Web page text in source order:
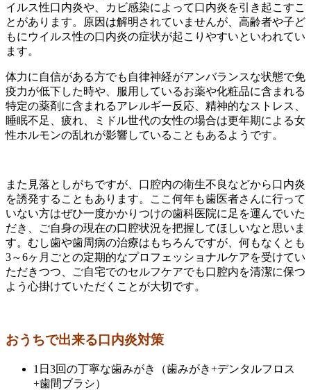
イルス性口内炎や、カビ感染によって口内炎を引き起こすこ
とがあります。原因は解明されていませんが、高齢者や子ど
もにウイルス性の口内炎の症状が起こりやすいといわれてい
ます。
体力に自信がある方でも自律神経がアンバランスな状態で免
疫力が低下した時や、服用しているお薬や化粧品に含まれる
特定の薬剤に含まれるアレルギー反応、精神的なストレス、
睡眠不足、疲れ、ミドル世代の女性の場合は更年期による女
性ホルモンの乱れが影響していることもあるようです。
また見落としがちですが、口腔内の衛生不良などから口内炎
を誘発することもあります。ここ何年も歯医者さんに行って
いない方はぜひ一度かかりつけの歯科医院に足を運んでいた
だき、
ご自身の現在の口腔状況を把握してほしいなと 思いま
す。 むし歯や歯周病の治療はもちろんですが、何もなくとも
3～6ヶ月ごとの定期的なプロフェッショナルケアを受けてい
ただきつつ、ご自宅でのセルフケアでも口腔内を清潔に保つ
よう心掛けていただくことが大切です。
おうちで出来る口内炎対策
1日3回の丁寧な歯みがき（歯みがき+デンタルフロス
+歯間ブラシ）